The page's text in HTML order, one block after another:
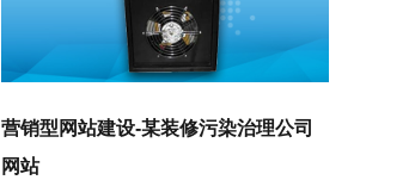
营销型网站建设-某装修污染治理公司
网站